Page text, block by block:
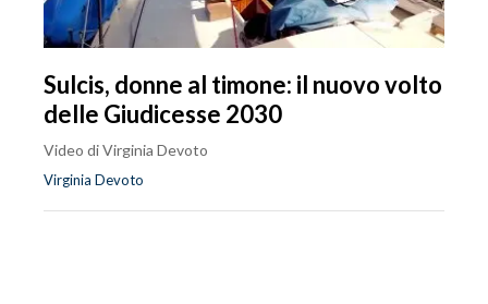
Sulcis, donne al timone: il nuovo volto
delle Giudicesse 2030
Video di Virginia Devoto
Virginia Devoto